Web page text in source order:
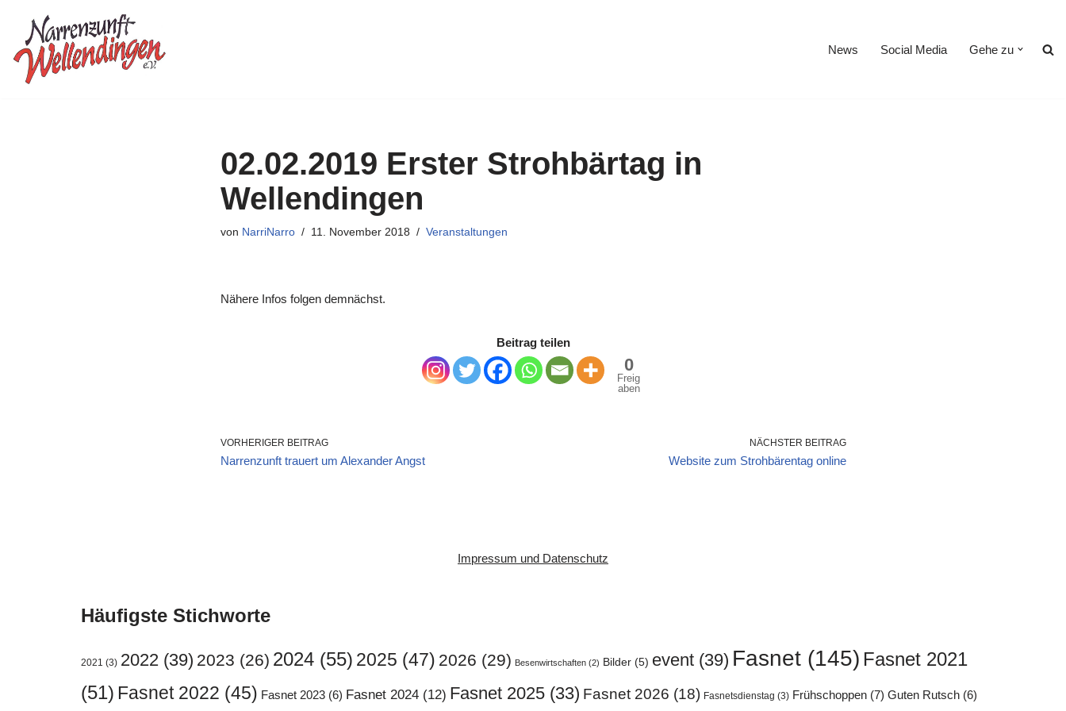
Zum
Inhalt
springen
News Social Media Gehe zu
02.02.2019 Erster Strohbärtag in
Wellendingen
von NarriNarro 11. November 2018 Veranstaltungen
Nähere Infos folgen demnächst.
Beitrag teilen
0
Freig
aben
VORHERIGER BEITRAG
Narrenzunft trauert um Alexander Angst
NÄCHSTER BEITRAG
Website zum Strohbärentag online
Impressum und Datenschutz
Häufigste Stichworte
2021 (3) 2022 (39) 2023 (26) 2024 (55) 2025 (47) 2026 (29) Besenwirtschaften (2) Bilder (5) event (39) Fasnet (145) Fasnet 2021
(51) Fasnet 2022 (45) Fasnet 2023 (6) Fasnet 2024 (12) Fasnet 2025 (33) Fasnet 2026 (18) Fasnetsdienstag (3) Frühschoppen (7) Guten Rutsch (6)